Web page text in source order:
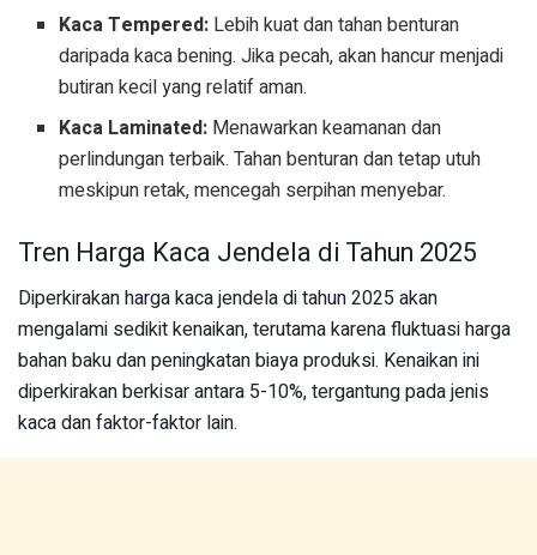
Kaca Tempered: Lebih kuat dan tahan benturan
daripada kaca bening. Jika pecah, akan hancur menjadi
butiran kecil yang relatif aman.
Kaca Laminated: Menawarkan keamanan dan
perlindungan terbaik. Tahan benturan dan tetap utuh
meskipun retak, mencegah serpihan menyebar.
Tren Harga Kaca Jendela di Tahun 2025
Diperkirakan harga kaca jendela di tahun 2025 akan
mengalami sedikit kenaikan, terutama karena fluktuasi harga
bahan baku dan peningkatan biaya produksi. Kenaikan ini
diperkirakan berkisar antara 5-10%, tergantung pada jenis
kaca dan faktor-faktor lain.